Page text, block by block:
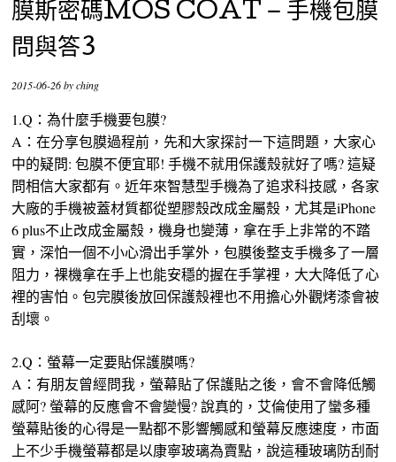
膜斯密碼MOS COAT – 手機包膜
問與答3
2015-06-26byching
1.Q：為什麼手機要包膜?
A：在分享包膜過程前，先和大家探討一下這問題，大家心
中的疑問: 包膜不便宜耶! 手機不就用保護殼就好了嗎? 這疑
問相信大家都有。近年來智慧型手機為了追求科技感，各家
大廠的手機被蓋材質都從塑膠殼改成金屬殼，尤其是iPhone
6 plus不止改成金屬殼，機身也變薄，拿在手上非常的不踏
實，深怕一個不小心滑出手掌外，包膜後整支手機多了一層
阻力，裸機拿在手上也能安穩的握在手掌裡，大大降低了心
裡的害怕。包完膜後放回保護殼裡也不用擔心外觀烤漆會被
刮壞。
2.Q：螢幕一定要貼保護膜嗎?
A：有朋友曾經問我，螢幕貼了保護貼之後，會不會降低觸
感阿? 螢幕的反應會不會變慢? 說真的，艾倫使用了蠻多種
螢幕貼後的心得是一點都不影響觸感和螢幕反應速度，市面
上不少手機螢幕都是以康寧玻璃為賣點，說這種玻璃防刮耐